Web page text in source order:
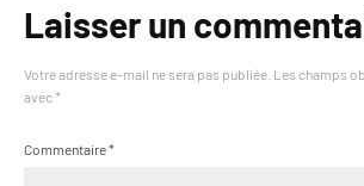
Laisser un
Votre adresse e-mail ne sera pas publiée. Les champs
avec *
Commentaire*